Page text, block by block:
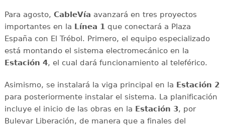
Para agosto, CableVía avanzará en tres proyectos
importantes en la Línea 1que conectará a Plaza
España con El Trébol. Primero, el equipo especializado
está montando el sistema electromecánico en la
Estación 4, el cual dará funcionamiento al teleférico.
Asimismo, se instalará la viga principal en la Estación 2
para posteriormente instalar el sistema. La planificación
incluye el inicio de las obras en la Estación 3, por
Bulevar Liberación, de manera que a finales del